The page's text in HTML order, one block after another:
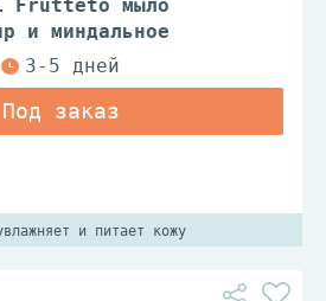
Frutteto мыло
и миндальное
и питает кожу